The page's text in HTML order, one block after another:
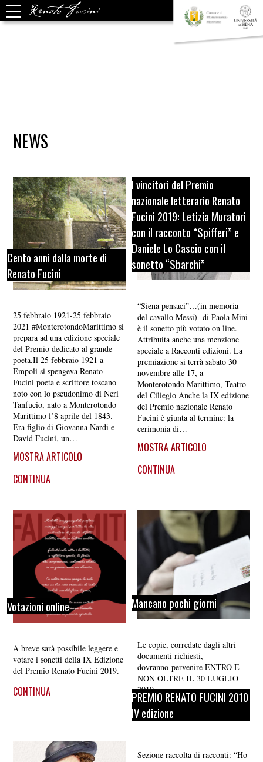
NEWS
Cento anni dalla morte di
Renato Fucini
25 febbraio 1921-25 febbraio
2021 #MonterotondoMarittimo si
prepara ad una edizione speciale
del Premio dedicato al grande
poeta.Il 25 febbraio 1921 a
Empoli si spengeva Renato
Fucini poeta e scrittore toscano
noto con lo pseudonimo di Neri
Tanfucio, nato a Monterotondo
Marittimo l’8 aprile del 1843.
Era figlio di Giovanna Nardi e
David Fucini, un…
MOSTRA ARTICOLO
CONTINUA
I vincitori del Premio
nazionale letterario Renato
Fucini 2019: Letizia Muratori
con il racconto “Spifferi” e
Daniele Lo Cascio con il
sonetto “Sbarchi”
“Siena pensaci”…(in memoria
del cavallo Messi) di Paola Mini
è il sonetto più votato on line.
Attribuita anche una menzione
speciale a Racconti edizioni. La
premiazione si terrà sabato 30
novembre alle 17, a
Monterotondo Marittimo, Teatro
del Ciliegio Anche la IX edizione
del Premio nazionale Renato
Fucini è giunta al termine: la
cerimonia di…
MOSTRA ARTICOLO
CONTINUA
Votazioni online
A breve sarà possibile leggere e
votare i sonetti della IX Edizione
del Premio Renato Fucini 2019.
CONTINUA
Mancano pochi giorni
Le copie, corredate dagli altri
documenti richiesti,
dovranno pervenire ENTRO E
NON OLTRE IL 30 LUGLIO
2019
CONTINUA
PREMIO RENATO FUCINI 2010
IV edizione
Sezione raccolta di racconti: “Ho